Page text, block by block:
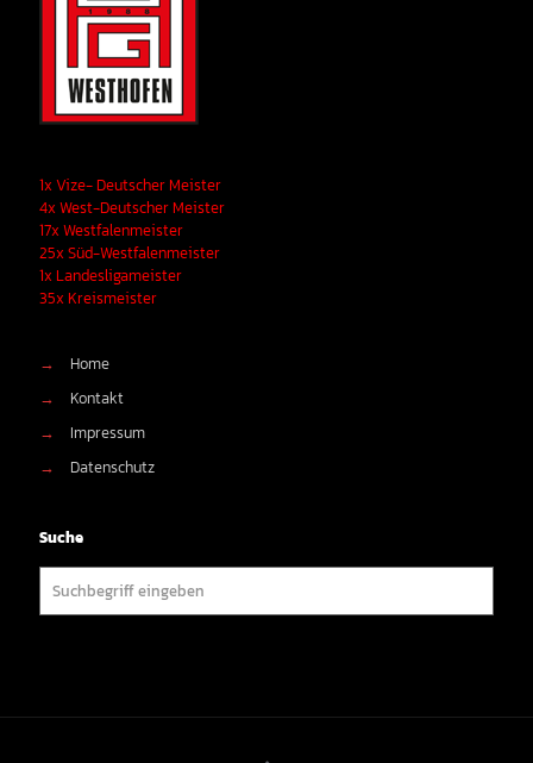
1x Vize- Deutscher Meister
4x West-Deutscher Meister
17x Westfalenmeister
25x Süd-Westfalenmeister
1x Landesligameister
35x Kreismeister
→
Home
→
Kontakt
→
Impressum
→
Datenschutz
Suche